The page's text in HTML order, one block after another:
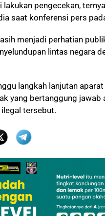
pengecekan,
saat konferensi pers
menjadi perhatian
lintas negara
langkah lanjutan
yang bertanggung jawab
tersebut.